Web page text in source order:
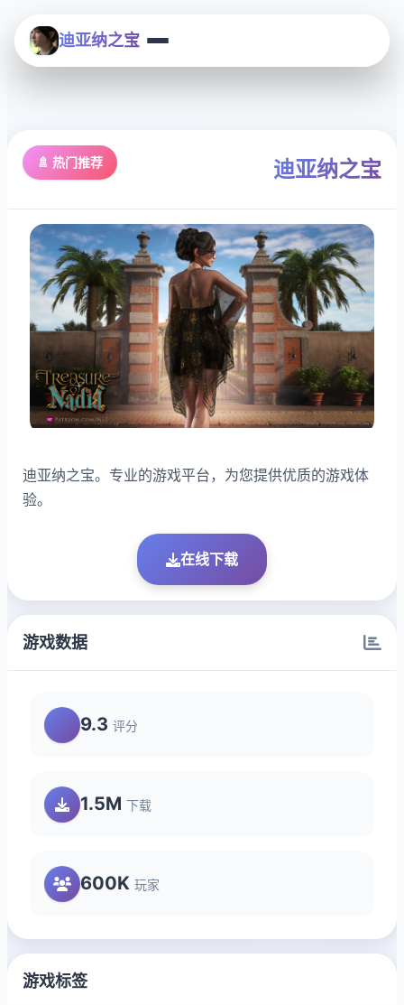
迪亚纳之宝
🚿 热门推荐 迪亚纳之宝
迪亚纳之宝。专业的游戏平台，为您提供优质的游戏体
验。
在线下载
游戏数据
9.3 评分
1.5M 下载
600K 玩家
游戏标签